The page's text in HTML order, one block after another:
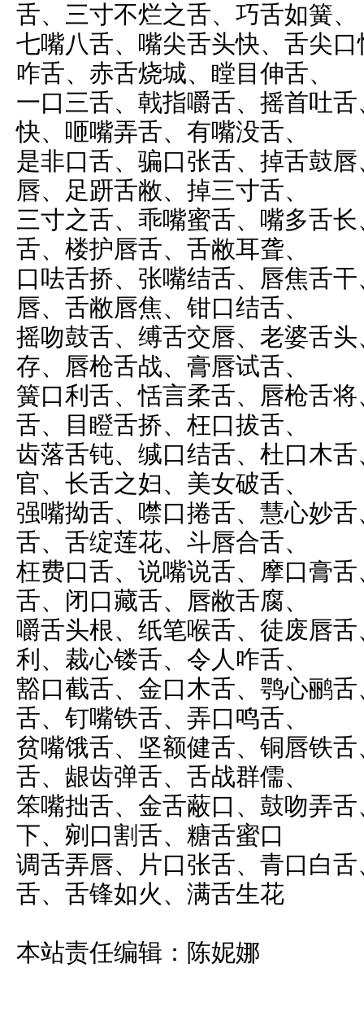
舌、 三寸不烂之舌、 巧舌如簧、
七嘴八舌、嘴尖舌头快、舌尖
咋舌、赤舌烧城、瞠目伸舌、
一口三舌、戟指嚼舌、摇首吐
快、咂嘴弄舌、有嘴没舌、
是非口舌、骗口张舌、掉舌鼓
唇、足趼舌敝、掉三寸舌、
三寸之舌、乖嘴蜜舌、嘴多舌
舌、楼护唇舌、舌敝耳聋、
口呿舌挢、张嘴结舌、唇焦舌
唇、舌敝唇焦、钳口结舌、
摇吻鼓舌、缚舌交唇、老婆舌
存、唇枪舌战、膏唇试舌、
簧口利舌、恬言柔舌、唇枪舌
舌、目瞪舌挢、枉口拔舌、
齿落舌钝、缄口结舌、杜口木
官、长舌之妇、美女破舌、
强嘴拗舌、噤口捲舌、慧心妙
舌、舌绽莲花、斗唇合舌、
枉费口舌、说嘴说舌、摩口膏
舌、闭口藏舌、唇敝舌腐、
嚼舌头根、纸笔喉舌、徒废唇
利、裁心镂舌、令人咋舌、
豁口截舌、金口木舌、鹗心鹂
舌、钉嘴铁舌、弄口鸣舌、
贫嘴饿舌、坚额健舌、铜唇铁
舌、龈齿弹舌、舌战群儒、
笨嘴拙舌、金舌蔽口、鼓吻弄
下、剜口割舌、糖舌蜜口
调舌弄唇、片口张舌、青口白
舌、舌锋如火、满舌生花
本站责任编辑：陈妮娜